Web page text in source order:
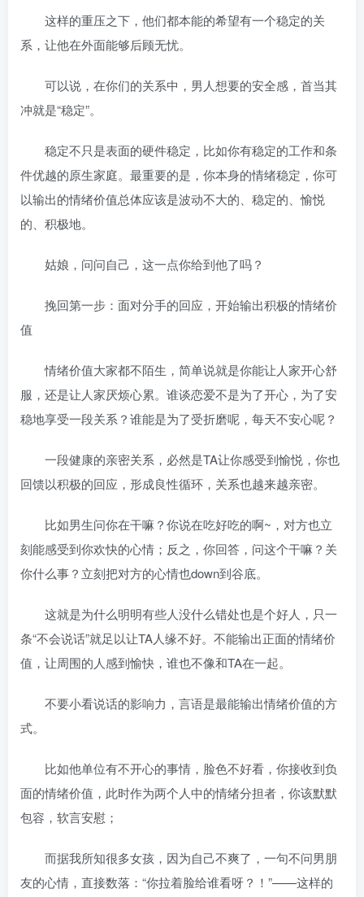
这样的重压之下，他们都本能的希望有一个稳定的关
系，让他在外面能够后顾无忧。
可以说，在你们的关系中，男人想要的安全感，首当其
冲就是“稳定”。
稳定不只是表面的硬件稳定，比如你有稳定的工作和条
件优越的原生家庭。最重要的是，你本身的情绪稳定，你可
以输出的情绪价值总体应该是波动不大的、稳定的、愉悦
的、积极地。
姑娘，问问自己，这一点你给到他了吗？
挽回第一步：面对分手的回应，开始输出积极的情绪价
值
情绪价值大家都不陌生，简单说就是你能让人家开心舒
服，还是让人家厌烦心累。谁谈恋爱不是为了开心，为了安
稳地享受一段关系？谁能是为了受折磨呢，每天不安心呢？
一段健康的亲密关系，必然是TA让你感受到愉悦，你也
回馈以积极的回应，形成良性循环，关系也越来越亲密。
比如男生问你在干嘛？你说在吃好吃的啊~，对方也立
刻能感受到你欢快的心情；反之，你回答，问这个干嘛？关
你什么事？立刻把对方的心情也down到谷底。
这就是为什么明明有些人没什么错处也是个好人，只一
条“不会说话”就足以让TA人缘不好。不能输出正面的情绪价
值，让周围的人感到愉快，谁也不像和TA在一起。
不要小看说话的影响力，言语是最能输出情绪价值的方
式。
比如他单位有不开心的事情，脸色不好看，你接收到负
面的情绪价值，此时作为两个人中的情绪分担者，你该默默
包容，软言安慰；
而据我所知很多女孩，因为自己不爽了，一句不问男朋
友的心情，直接数落：“你拉着脸给谁看呀？！”——这样的